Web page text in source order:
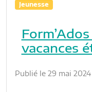
Jeunesse
vacances
Publié le 29 mai 2024